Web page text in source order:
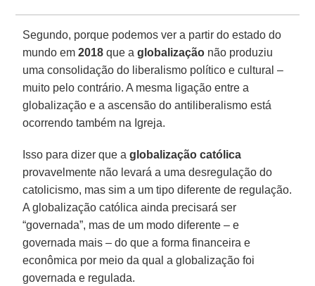
Segundo, porque podemos ver a partir do estado do
mundo em2018 que aglobalização não produziu
uma consolidação do liberalismo político e cultural –
muito pelo contrário. A mesma ligação entre a
globalização e a ascensão do antiliberalismo está
ocorrendo também na Igreja.
Isso para dizer que aglobalização católica
provavelmente não levará a uma desregulação do
catolicismo, mas sim a um tipo diferente de regulação.
A globalização católica ainda precisará ser
“governada”, mas de um modo diferente – e
governada mais – do que a forma financeira e
econômica por meio da qual a globalização foi
governada e regulada.